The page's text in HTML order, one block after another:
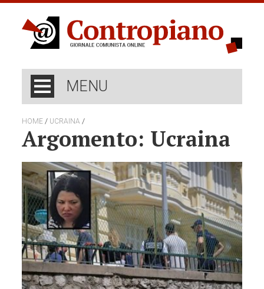
MENU
HOME / UCRAINA /
Argomento: Ucraina